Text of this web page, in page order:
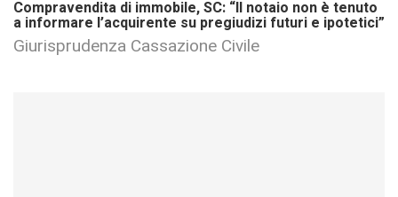
Compravendita di immobile, SC: “Il notaio non è tenuto
a informare l’acquirente su pregiudizi futuri e ipotetici”
Giurisprudenza Cassazione Civile